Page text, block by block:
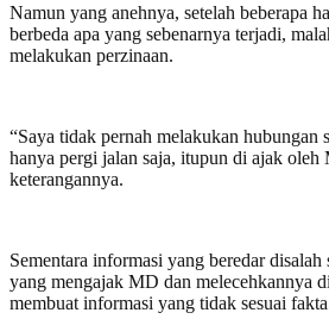
Namun yang anehnya, setelah beberapa
berbeda apa yang sebenarnya terjadi,
melakukan perzinaan.
“Saya tidak pernah melakukan hubungan
hanya pergi jalan saja, itupun di ajak oleh
keterangannya.
Sementara informasi yang beredar disalah
yang mengajak MD dan melecehkannya
membuat informasi yang tidak sesuai